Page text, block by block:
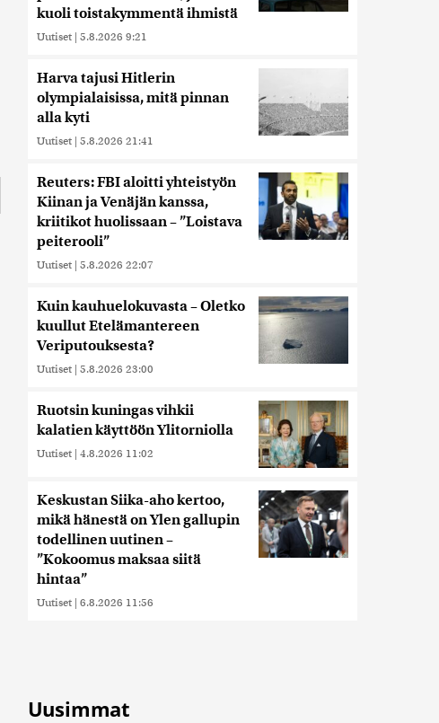
kuoli toistakymmentä ihmistä
Uutiset | 5.8.2026 9:21
Harva tajusi Hitlerin
olympialaisissa, mitä pinnan
alla kyti
Uutiset | 5.8.2026 21:41
Reuters: FBI aloitti yhteistyön
Kiinan ja Venäjän kanssa,
kriitikot huolissaan – ”Loistava
peiterooli”
Uutiset | 5.8.2026 22:07
Kuin kauhuelokuvasta – Oletko
kuullut Etelämantereen
Veriputouksesta?
Uutiset | 5.8.2026 23:00
Ruotsin kuningas vihkii
kalatien käyttöön Ylitorniolla
Uutiset | 4.8.2026 11:02
Keskustan Siika-aho kertoo,
mikä hänestä on Ylen gallupin
todellinen uutinen –
”Kokoomus maksaa siitä
hintaa”
Uutiset | 6.8.2026 11:56
Uusimmat